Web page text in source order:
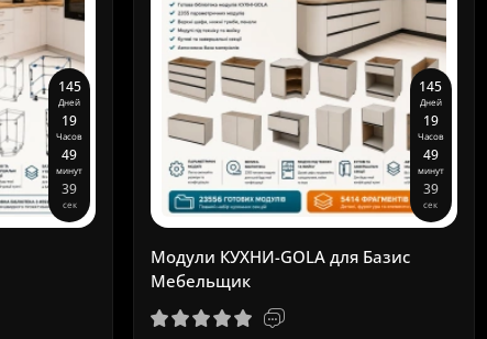
145
Дней
19
Часов
49
минут
38
сек
145
Дней
19
Часов
49
минут
38
сек
Модули КУХНИ-GOLA для Базис
Мебельщик